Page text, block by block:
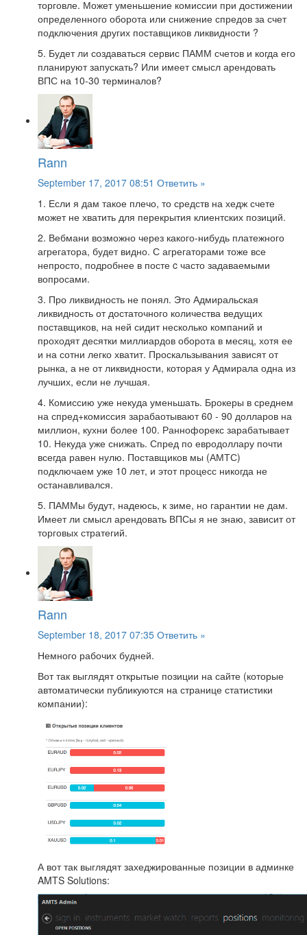
торговле. Может уменьшение комиссии при достижении
определенного оборота или снижение спредов за счет
подключения других поставщиков ликвидности ?
5. Будет ли создаваться сервис ПАММ счетов и когда его
планируют запускать? Или имеет смысл арендовать
ВПС на 10-30 терминалов?
Rann
September 17, 2017 08:51 Ответить »
1. Если я дам такое плечо, то средств на хедж счете
может не хватить для перекрытия клиентских позиций.
2. Вебмани возможно через какого-нибудь платежного
агрегатора, будет видно. С агрегаторами тоже все
непросто, подробнее в посте c часто задаваемыми
вопросами.
3. Про ликвидность не понял. Это Адмиральская
ликвидность от достаточного количества ведущих
поставщиков, на ней сидит несколько компаний и
проходят десятки миллиардов оборота в месяц, хотя ее
и на сотни легко хватит. Проскальзывания зависят от
рынка, а не от ликвидности, которая у Адмирала одна из
лучших, если не лучшая.
4. Комиссию уже некуда уменьшать. Брокеры в среднем
на спред+комиссия зарабаотывают 60 - 90 долларов на
миллион, кухни более 100. Раннофорекс зарабатывает
10. Некуда уже снижать. Спред по евродоллару почти
всегда равен нулю. Поставщиков мы (АМТС)
подключаем уже 10 лет, и этот процесс никогда не
останавливался.
5. ПАММы будут, надеюсь, к зиме, но гарантии не дам.
Имеет ли смысл арендовать ВПСы я не знаю, зависит от
торговых стратегий.
Rann
September 18, 2017 07:35 Ответить »
Немного рабочих будней.
Вот так выглядят открытые позиции на сайте (которые
автоматически публикуются на странице статистики
компании):
А вот так выглядят захеджированные позиции в админке
AMTS Solutions: